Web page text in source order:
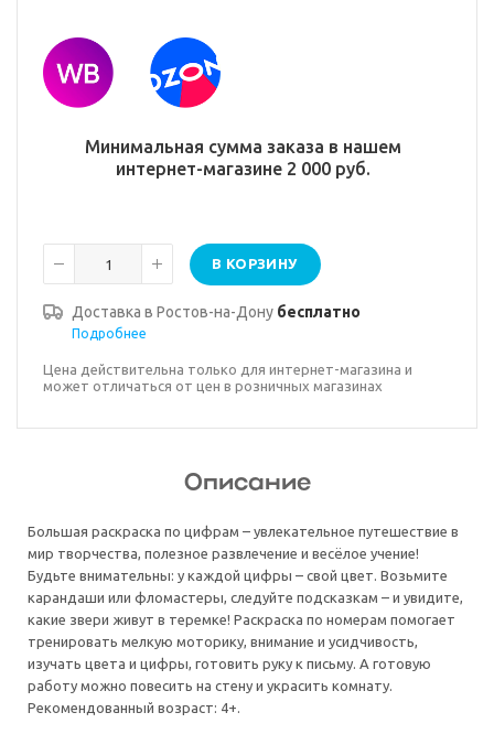
Минимальная сумма заказа в нашем
интернет-магазине 2 000 руб.
В КОРЗИНУ
Доставка в Ростов-на-Дону бесплатно
Подробнее
Цена действительна только для интернет-магазина и
может отличаться от цен в розничных магазинах
Описание
Большая раскраска по цифрам – увлекательное путешествие в
мир творчества, полезное развлечение и весёлое учение!
Будьте внимательны: у каждой цифры – свой цвет. Возьмите
карандаши или фломастеры, следуйте подсказкам – и увидите,
какие звери живут в теремке! Раскраска по номерам помогает
тренировать мелкую моторику, внимание и усидчивость,
изучать цвета и цифры, готовить руку к письму. А готовую
работу можно повесить на стену и украсить комнату.
Рекомендованный возраст: 4+.